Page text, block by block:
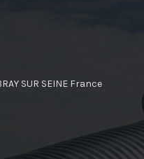
SUR SEINE France